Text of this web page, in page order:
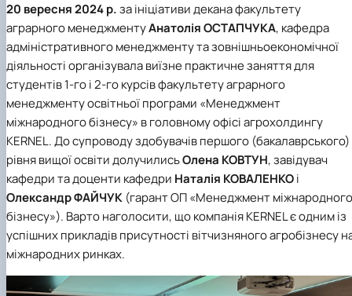
20 вересня 2024 р.за ініціативи декана факультету
аграрного менеджментуАнатолія ОСТАПЧУКА, кафедра
адміністративного менеджменту та зовнішньоекономічної
діяльності організувала виїзне практичне заняття для
студентів 1-го і 2-го курсів факультету аграрного
менеджменту освітньої програми «Менеджмент
міжнародного бізнесу» в головному офісі агрохолдингу
KERNEL. До супроводу здобувачів першого (бакалаврського)
рівня вищої освіти долучилисьОлена КОВТУН, завідувач
кафедри та доценти кафедри Наталія КОВАЛЕНКОі
Олександр ФАЙЧУК (гарант ОП «Менеджмент міжнародного
бізнесу»). Варто наголосити, що компанія KERNEL є одним із
успішних прикладів присутності вітчизняного агробізнесу
міжнародних ринках.